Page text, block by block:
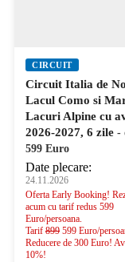
CIRCUIT
Circuit Italia de
Lacul Como si
Lacuri Alpine cu
2026-2027, 6 zile -
599 Euro
Date plecare:
24.11.2026
Oferta Early Booking!
acum cu tarif redus 599
Euro/persoana.
Tarif 899 599 Euro/
Reducere de 300 Euro!
10%!